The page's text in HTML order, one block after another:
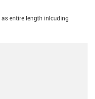
as entire length inlcuding